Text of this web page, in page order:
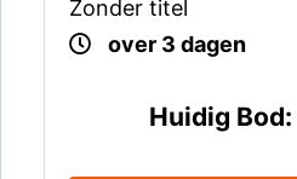
Zonder titel
over 3 dagen
Huidig Bod: